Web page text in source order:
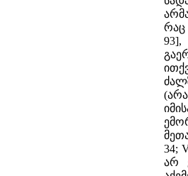
რაც
93],
34;
არ